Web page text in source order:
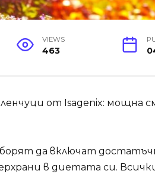
VIEWS
463
от Isagenix: мощна
да включат
в диетата си.